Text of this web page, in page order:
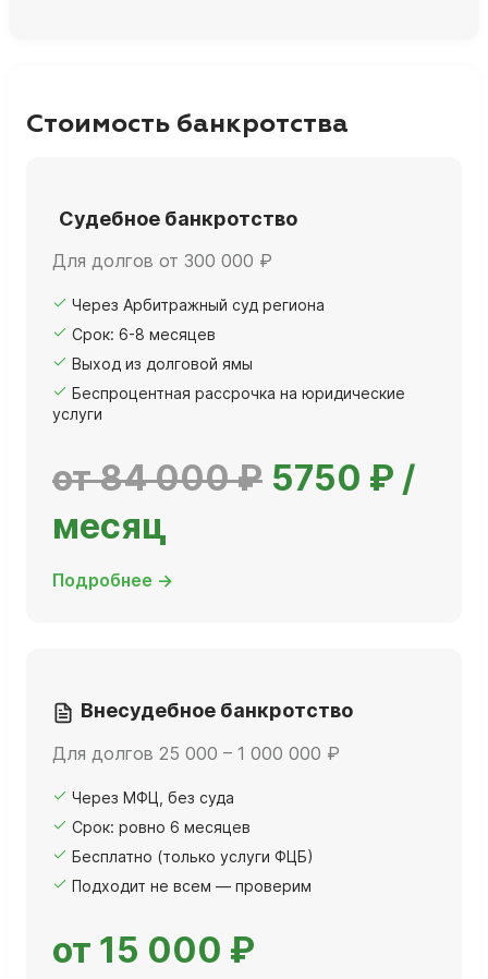
Стоимость банкротства
Судебное банкротство
Для долгов от 300 000 ₽
Через Арбитражный суд региона
Срок: 6-8 месяцев
Выход из долговой ямы
Беспроцентная рассрочка на юридические
услуги
от 84 000 ₽ 5750 ₽ /
месяц
Подробнее →
Внесудебное банкротство
Для долгов 25 000 – 1 000 000 ₽
Через МФЦ, без суда
Срок: ровно 6 месяцев
Бесплатно (только услуги ФЦБ)
Подходит не всем — проверим
от 15 000 ₽